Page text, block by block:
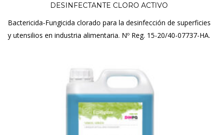
DESINFECTANTE CLORO ACTIVO
Bactericida-Fungicida clorado para la desinfección de superficies
y utensilios en industria alimentaria. Nº Reg. 15-20/40-07737-HA.